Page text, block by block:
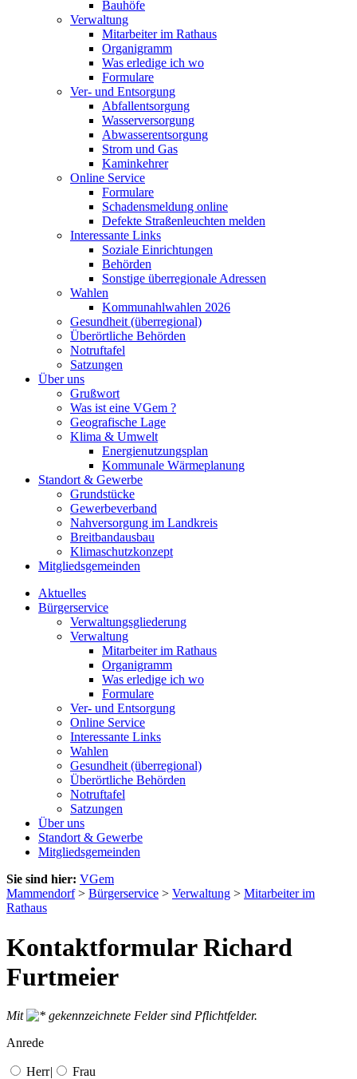
Bauhöfe
Verwaltung
Mitarbeiter im Rathaus
Organigramm
Was erledige ich wo
Formulare
Ver- und Entsorgung
Abfallentsorgung
Wasserversorgung
Abwasserentsorgung
Strom und Gas
Kaminkehrer
Online Service
Formulare
Schadensmeldung online
Defekte Straßenleuchten melden
Interessante Links
Soziale Einrichtungen
Behörden
Sonstige überregionale Adressen
Wahlen
Kommunahlwahlen 2026
Gesundheit (überregional)
Überörtliche Behörden
Notruftafel
Satzungen
Über uns
Grußwort
Was ist eine VGem ?
Geografische Lage
Klima & Umwelt
Energienutzungsplan
Kommunale Wärmeplanung
Standort & Gewerbe
Grundstücke
Gewerbeverband
Nahversorgung im Landkreis
Breitbandausbau
Klimaschutzkonzept
Mitgliedsgemeinden
Aktuelles
Bürgerservice
Verwaltungsgliederung
Verwaltung
Mitarbeiter im Rathaus
Organigramm
Was erledige ich wo
Formulare
Ver- und Entsorgung
Online Service
Interessante Links
Wahlen
Gesundheit (überregional)
Überörtliche Behörden
Notruftafel
Satzungen
Über uns
Standort & Gewerbe
Mitgliedsgemeinden
Sie sind hier: VGem
Mammendorf> Bürgerservice > Verwaltung > Mitarbeiter im
Rathaus
Kontaktformular Richard
Furtmeier
Mit
gekennzeichnete Felder sind Pflichtfelder.
Anrede
Herr| Frau